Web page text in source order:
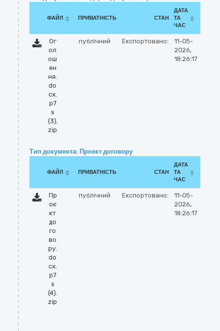
ФАЙЛ ПРИВАТНІСТЬ СТАН
ДАТА
ТА
ЧАС
Ог
ол
ош
ен
ня.
do
cx.
p7
s
(3).
zip
публічний Експортовано:
11-05-
2026,
18:26:17
Тип документа: Проект договору
ФАЙЛ ПРИВАТНІСТЬ СТАН
ДАТА
ТА
ЧАС
Пр
оє
кт
до
го
во
ру.
do
cx.
p7
s
(4).
zip
публічний Експортовано:
11-05-
2026,
18:26:17